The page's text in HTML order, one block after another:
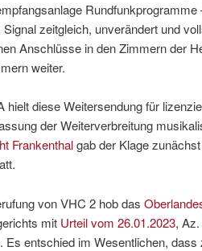
Signal zeitgleich, unverändert und
Anschlüsse in den Zimmern der
weiter.
hielt diese Weitersendung für
der Weiterverbreitung
Frankenthalgab der Klage
von VHC 2 hob das
mit Urteil vom 26.01.2023, Az.
Es entschied im Wesentlichen,